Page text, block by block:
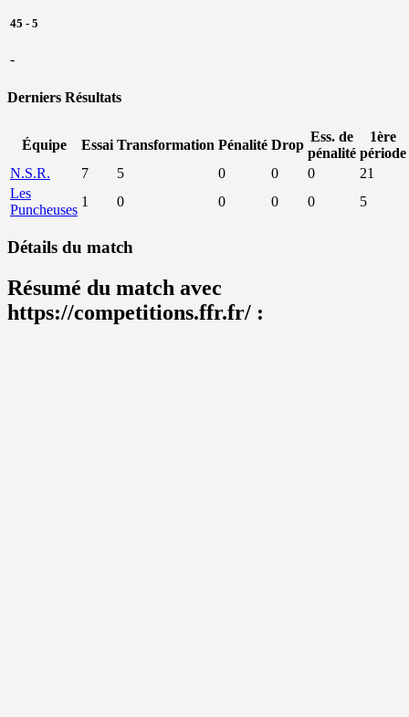
45 - 5
-
Derniers Résultats
Équipe Essai Transformation Pénalité Drop
Ess. de
pénalité
1ère
période
N.S.R.
7 5 0 0 0
21
Les
Puncheuses
1 0 0 0 0 5
Détails du match
Résumé du match avec
https://competitions.ffr.fr/ :